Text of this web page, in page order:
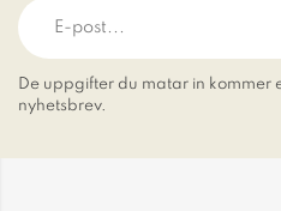
De uppgifter du matar in kommer
nyhetsbrev.